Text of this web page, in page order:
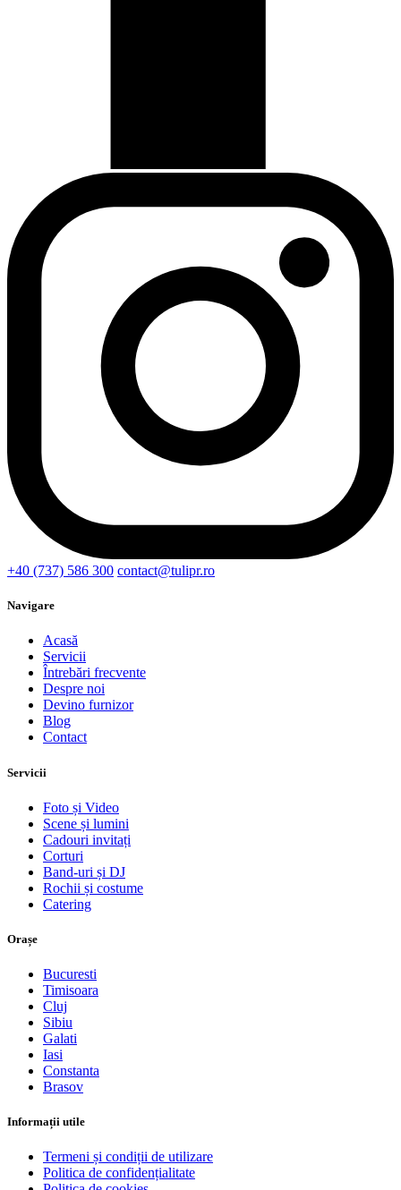
+40 (737) 586 300 contact@tulipr.ro
Navigare
Acasă
Servicii
Întrebări frecvente
Despre noi
Devino furnizor
Blog
Contact
Servicii
Foto și Video
Scene și lumini
Cadouri invitați
Corturi
Band-uri și DJ
Rochii și costume
Catering
Orașe
Bucuresti
Timisoara
Cluj
Sibiu
Galati
Iasi
Constanta
Brasov
Informații utile
Termeni și condiții de utilizare
Politica de confidențialitate